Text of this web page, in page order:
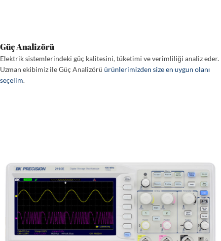
Güç Analizörü
Elektrik sistemlerindeki güç kalitesini, tüketimi ve verimliliği analiz eder.
Uzman ekibimiz ile Güç Analizörü ürünlerimizden size en uygun olanı
seçelim.